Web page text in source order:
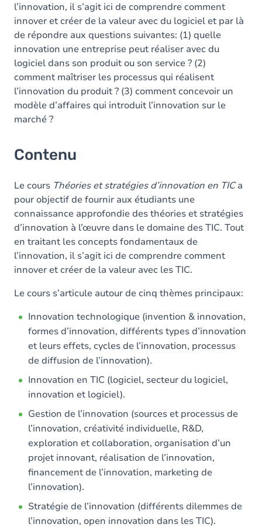
l’innovation, il s’agit ici de comprendre comment
innover et créer de la valeur avec du logiciel et par là
de répondre aux questions suivantes: (1) quelle
innovation une entreprise peut réaliser avec du
logiciel dans son produit ou son service ? (2)
comment maîtriser les processus qui réalisent
l’innovation du produit ? (3) comment concevoir un
modèle d’affaires qui introduit l’innovation sur le
marché ?
Contenu
Le cours Théories et stratégies d’innovation en TICa
pour objectif de fournir aux étudiants une
connaissance approfondie des théories et stratégies
d’innovation à l’œuvre dans le domaine des TIC. Tout
en traitant les concepts fondamentaux de
l’innovation, il s’agit ici de comprendre comment
innover et créer de la valeur avec les TIC.
Le cours s’articule autour de cinq thèmes principaux:
Innovation technologique (invention & innovation,
formes d’innovation, différents types d’innovation
et leurs effets, cycles de l’innovation, processus
de diffusion de l’innovation).
Innovation en TIC (logiciel, secteur du logiciel,
innovation et logiciel).
Gestion de l’innovation (sources et processus de
l’innovation, créativité individuelle, R&D,
exploration et collaboration, organisation d’un
projet innovant, réalisation de l’innovation,
financement de l’innovation, marketing de
l’innovation).
Stratégie de l’innovation (différents dilemmes de
l’innovation, open innovation dans les TIC).